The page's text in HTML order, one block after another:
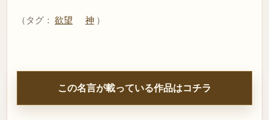
（タグ： 欲望 神 ）
この名言が載っている作品はコチラ